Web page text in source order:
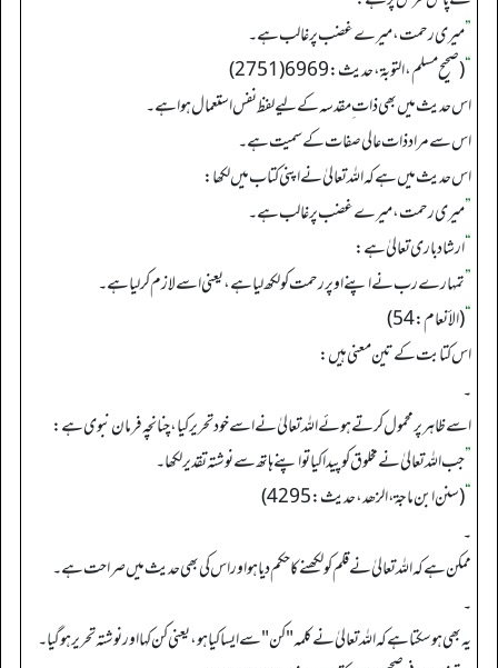
”میری رحمت، میرے غضب پر غالب ہے۔
“(صحیح مسلم، التوبة، حدیث: 6969(2751)
اس حدیث میں بھی ذات ِمقدسہ کے لیے لفظ نفس استعمال ہوا ہے۔
اس سے مراد ذات عالی صفات کے سمیت ہے۔
اس حدیث میں ہے کہ اللہ تعالیٰ نے اپنی کتاب میں لکھا:
”میری رحمت، میرے غضب پر غالب ہے۔
“ارشاد باری تعالیٰ ہے:
”تمہارے رب نے اپنے اوپر رحمت کو لکھ لیا ہے، یعنی اسے لازم کر لیا ہے۔
“(الأنعام: 54)
اس کتابت کے تین معنی ہیں:
۔
اسے ظاہر پر محمول کرتے ہوئے اللہ تعالیٰ نے اسے خود تحریر کیا، چنانچہ فرمان نبوی ہے:
”جب اللہ تعالیٰ نے مخلوق کو پیدا کیا تو اپنے ہاتھ سے نوشتہ تقدیر لکھا۔
“(سنن ابن ماجة، الزھد، حدیث: 4295)
۔
ممکن ہے کہ اللہ تعالیٰ نے قلم کو لکھنے کا حکم دیا ہو اور اس کی بھی حدیث میں صراحت ہے۔
۔
یہ بھی ہو سکتا ہے کہ اللہ تعالیٰ نے کلمہ "کن" سے ایسا کیا ہو، یعنی کن کہا اور نوشتہ تحریر ہو گیا۔